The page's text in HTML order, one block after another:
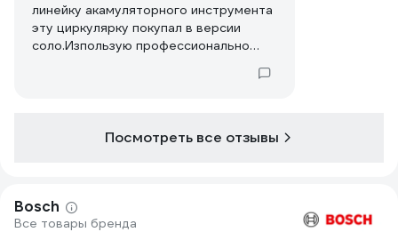
линейку акамуляторного инструмента
эту циркулярку покупал в версии
соло.Изпользую профессионально
Посмотреть все отзывы
Bosch
Все товары бренда